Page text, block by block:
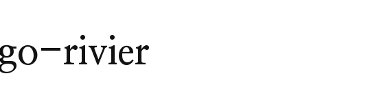
rivier